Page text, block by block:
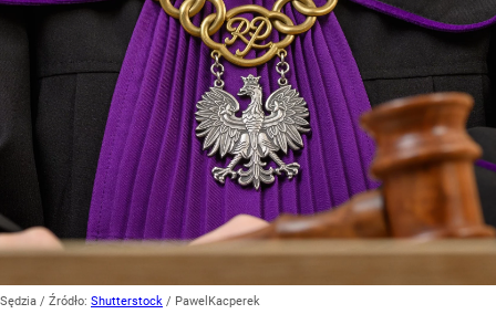
Sędzia / Źródło: Shutterstock / PawelKacperek